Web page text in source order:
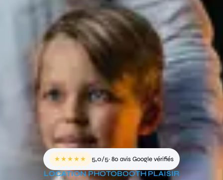
★★★★★ 5,0/5· 80 avis Google vérifiés
LOCATION PHOTOBOOTH PLAISIR